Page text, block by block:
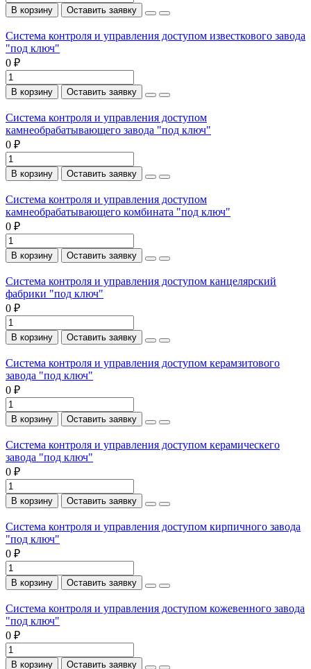
В корзину Оставить заявку
Система контроля и управления доступом известкового завода
"под ключ"
0 ₽
В корзину Оставить заявку
Система контроля и управления доступом
камнеобрабатывающего завода "под ключ"
0 ₽
В корзину Оставить заявку
Система контроля и управления доступом
камнеобрабатывающего комбината "под ключ"
0 ₽
В корзину Оставить заявку
Система контроля и управления доступом канцелярский
фабрики "под ключ"
0 ₽
В корзину Оставить заявку
Система контроля и управления доступом керамзитового
завода "под ключ"
0 ₽
В корзину Оставить заявку
Система контроля и управления доступом керамическего
завода "под ключ"
0 ₽
В корзину Оставить заявку
Система контроля и управления доступом кирпичного завода
"под ключ"
0 ₽
В корзину Оставить заявку
Система контроля и управления доступом кожевенного завода
"под ключ"
0 ₽
В корзину Оставить заявку